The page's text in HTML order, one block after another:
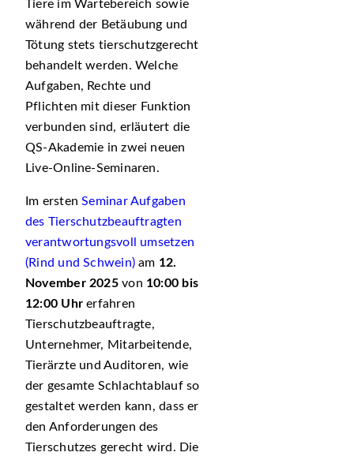
Tiere im Wartebereich sowie
während der Betäubung und
Tötung stets tierschutzgerecht
behandelt werden. Welche
Aufgaben, Rechte und
Pflichten mit dieser Funktion
verbunden sind, erläutert die
QS-Akademie in zwei neuen
Live-Online-Seminaren.
Im erstenSeminar Aufgaben
des Tierschutzbeauftragten
verantwortungsvoll umsetzen
(Rind und Schwein)am 12.
November 2025von 10:00 bis
12:00 Uhrerfahren
Tierschutzbeauftragte,
Unternehmer, Mitarbeitende,
Tierärzte und Auditoren, wie
der gesamte Schlachtablauf so
gestaltet werden kann, dass er
den Anforderungen des
Tierschutzes gerecht wird. Die